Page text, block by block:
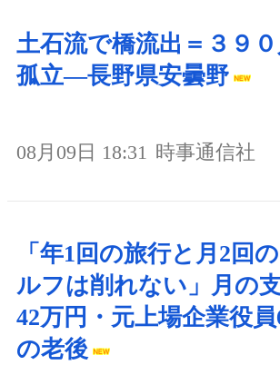
土石流で橋流出＝３９
孤立―長野県安曇野
08月09日 18:31 時事通信社
「年1回の旅行と月2回
ルフは削れない」月の
42万円・元上場企業役
の老後